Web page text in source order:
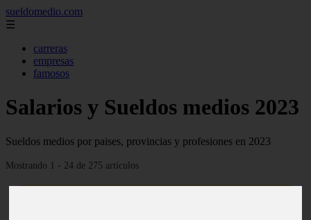
sueldomedio.com
☰
carreras
empresas
famosos
Salarios y Sueldos medios 2023
Sueldos medios por paises, provincias y profesiones en 2023
Mostrando 1 - 24 de 275 artículos